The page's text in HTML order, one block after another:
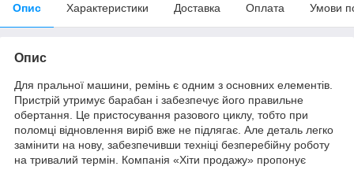
Опис Характеристики Доставка Оплата Умови
Опис
Для пральної машини, ремінь є одним з основних елементів.
Пристрій утримує барабан і забезпечує його правильне
обертання. Це пристосування разового циклу, тобто при
поломці відновлення виріб вже не підлягає. Але деталь легко
замінити на нову, забезпечивши техніці безперебійну роботу
на тривалий термін. Компанія «Хіти продажу» пропонує